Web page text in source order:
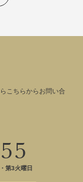
こちらからお問い合
第3火曜日